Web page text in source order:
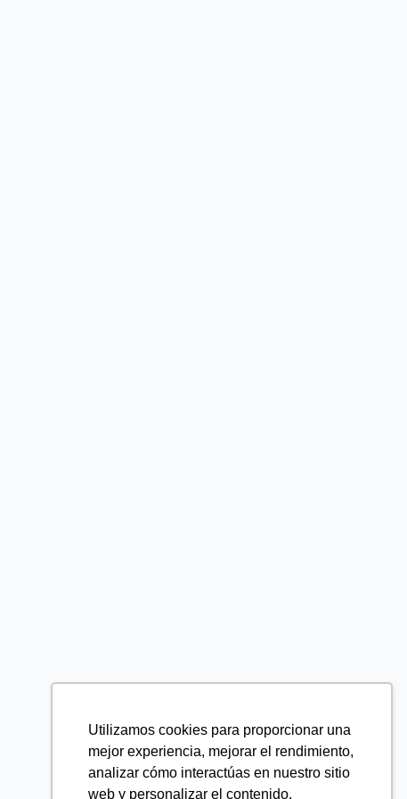
Utilizamos cookies para proporcionar una
mejor experiencia, mejorar el rendimiento,
analizar cómo interactúas en nuestro sitio
web y personalizar el contenido.